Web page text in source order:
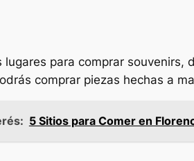
lugares para comprar
comprar piezas hechas a
5 Sitios para Comer en